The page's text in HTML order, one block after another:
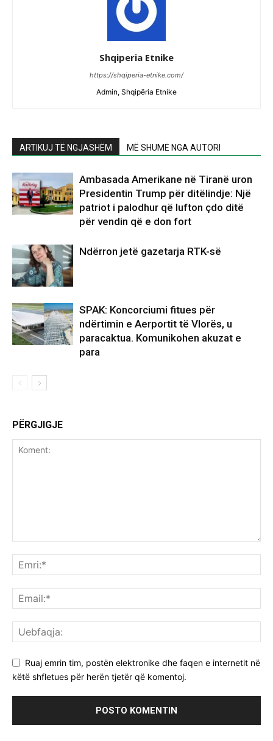
Shqiperia Etnike
https://shqiperia-etnike.com/
Admin, Shqipëria Etnike
ARTIKUJ TË NGJASHËM MË SHUMË NGA AUTORI
Ambasada Amerikane në Tiranë uron
Presidentin Trump për ditëlindje: Një
patriot i palodhur që lufton çdo ditë
për vendin që e don fort
Ndërron jetë gazetarja RTK-së
SPAK: Koncorciumi fitues për
ndërtimin e Aerportit të Vlorës, u
paracaktua. Komunikohen akuzat e
para
PËRGJIGJE
Ruaj emrin tim, postën elektronike dhe faqen e internetit në
këtë shfletues për herën tjetër që komentoj.